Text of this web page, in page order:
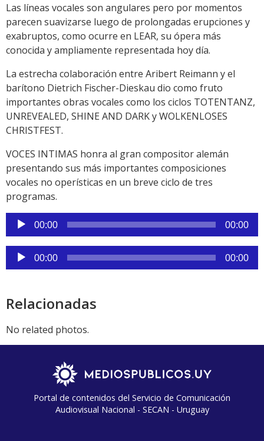
Las líneas vocales son angulares pero por momentos
parecen suavizarse luego de prolongadas erupciones y
exabruptos, como ocurre en LEAR, su ópera más
conocida y ampliamente representada hoy día.
La estrecha colaboración entre Aribert Reimann y el
barítono Dietrich Fischer-Dieskau dio como fruto
importantes obras vocales como los ciclos TOTENTANZ,
UNREVEALED, SHINE AND DARK y WOLKENLOSES
CHRISTFEST.
VOCES INTIMAS honra al gran compositor alemán
presentando sus más importantes composiciones
vocales no operísticas en un breve ciclo de tres
programas.
Reproductor
de
audio
00:00 00:00
Reproductor
de
00:00 00:00
Relacionadas
No related photos.
Portal de contenidos del Servicio de Comunicación
Audiovisual Nacional - SECAN - Uruguay